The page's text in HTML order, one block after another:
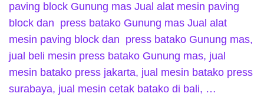
paving block Gunung mas Jual alat mesin paving
block dan press batako Gunung mas Jual alat
mesin paving block dan press batako Gunung mas,
jual beli mesin press batako Gunung mas, jual
mesin batako press jakarta, jual mesin batako press
surabaya, jual mesin cetak batako di bali, …